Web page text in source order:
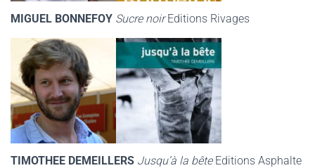
MIGUEL BONNEFOY Sucre noirEditions Rivages
TIMOTHEE DEMEILLERS Jusqu’à la bête Editions Asphalte